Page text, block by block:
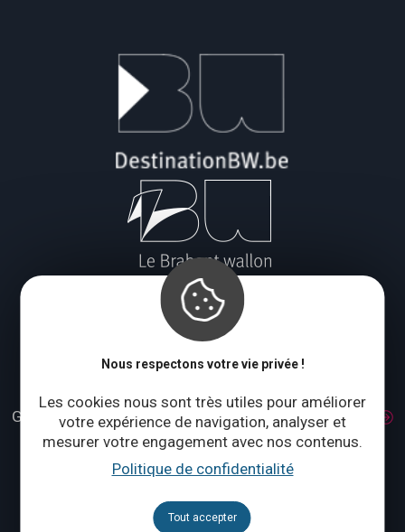
Nous respectons votre vie privée !
Les cookies nous sont très utiles pour améliorer
votre expérience de navigation, analyser et
mesurer votre engagement avec nos contenus.
Politique de confidentialité
Tout accepter
Le blog
Fédération et Maison du Tourisme du Brabant wallon
Grand Place 1 – 1370 JodoigneAccès et transport
Tél. :+32 (0)10 56 09 70
Lundi : fermé
Mardi à jeudi : 09:00 – 17:00
Vendredi à dimanche : 10:00 – 18:00